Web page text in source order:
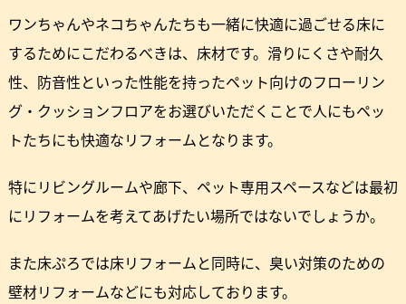
ワンちゃんやネコちゃんたちも一緒に快適に過ごせる床に
するためにこだわるべきは、床材です。滑りにくさや耐久
性、防音性といった性能を持ったペット向けのフローリン
グ・クッションフロアをお選びいただくことで人にもペッ
トたちにも快適なリフォームとなります。
特にリビングルームや廊下、ペット専用スペースなどは最初
にリフォームを考えてあげたい場所ではないでしょうか。
また床ぷろでは床リフォームと同時に、臭い対策のための
壁材リフォームなどにも対応しております。